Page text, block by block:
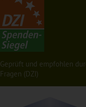
Geprüft und empfohlen
Fragen (DZI)